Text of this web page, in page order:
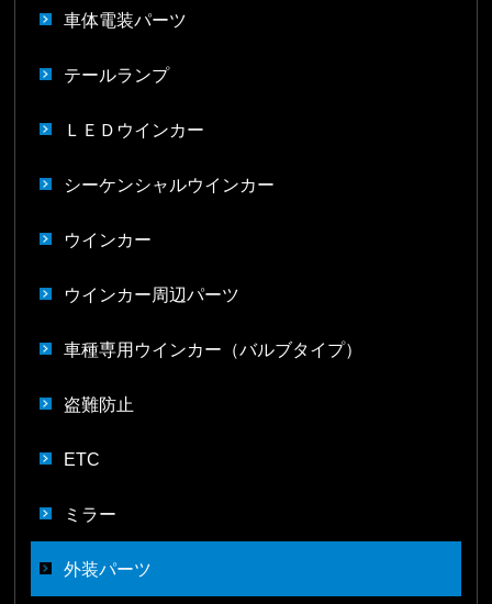
車体電装パーツ
テールランプ
ＬＥＤウインカー
シーケンシャルウインカー
ウインカー
ウインカー周辺パーツ
車種専用ウインカー（バルブタイプ）
盗難防止
ETC
ミラー
外装パーツ